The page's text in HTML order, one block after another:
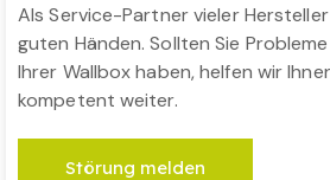
Als Service-Partner vieler
guten Händen. Sollten Sie
Ihrer Wallbox haben, helfen wir
kompetent weiter.
Störung melden